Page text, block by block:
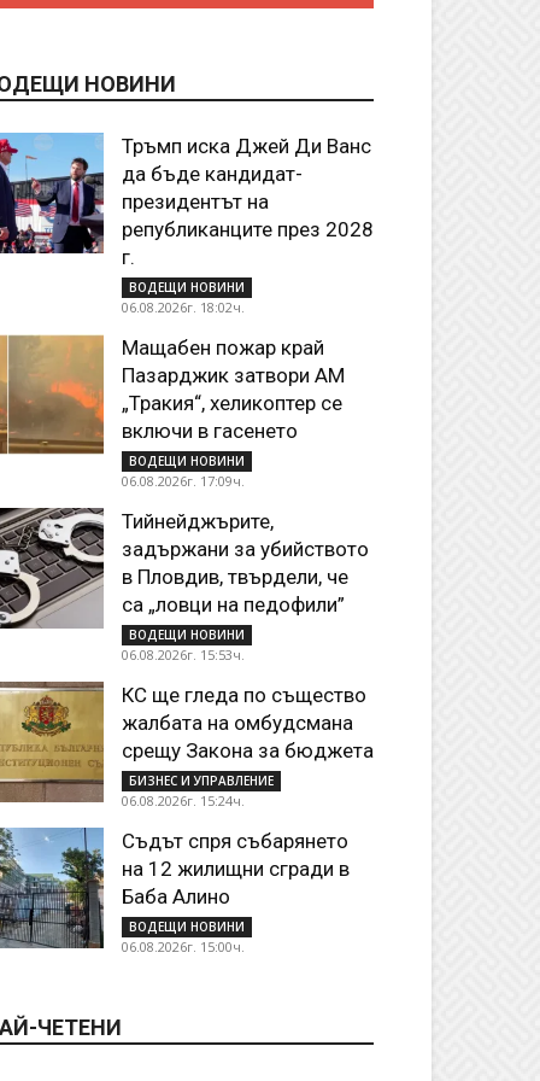
НОВИНИ
Тръмп иска Джей Ди Ванс
да бъде кандидат-
президентът на
републиканците през 2028
г.
ВОДЕЩИ НОВИНИ
06.08.2026г. 18:02ч.
Мащабен пожар край
Пазарджик затвори АМ
„Тракия“, хеликоптер се
включи в гасенето
ВОДЕЩИ НОВИНИ
06.08.2026г. 17:09ч.
Тийнейджърите,
задържани за убийството
в Пловдив, твърдели, че
са „ловци на педофили”
ВОДЕЩИ НОВИНИ
06.08.2026г. 15:53ч.
КС ще гледа по същество
жалбата на омбудсмана
срещу Закона за бюджета
БИЗНЕС И УПРАВЛЕНИЕ
06.08.2026г. 15:24ч.
Съдът спря събарянето
на 12 жилищни сгради в
Баба Алино
ВОДЕЩИ НОВИНИ
06.08.2026г. 15:00ч.
ЧЕТЕНИ